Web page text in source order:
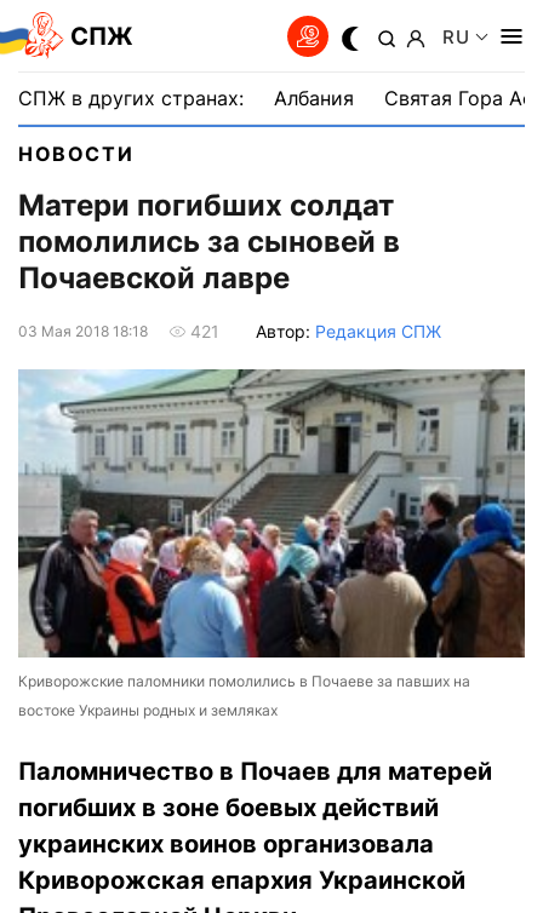
СПЖ RU
СПЖ в других странах: Албания Святая Гора
НОВОСТИ
Матери погибших солдат
помолились за сыновей в
Почаевской лавре
03 Мая 2018 18:18 421 Автор: Редакция СПЖ
Криворожские паломники помолились в Почаеве за павших на
востоке Украины родных и земляках
Паломничество в Почаев для матерей
погибших в зоне боевых действий
украинских воинов организовала
Криворожская епархия Украинской